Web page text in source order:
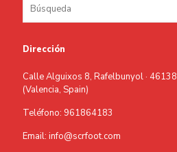
Dirección
Calle Alguixos 8, Rafelbunyol · 46138
(Valencia, Spain)
Teléfono: 961864183
Email: info@scrfoot.com